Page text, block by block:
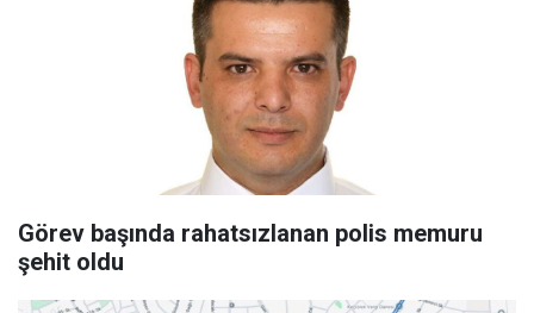
Görev başında rahatsızlanan polis memuru
şehit oldu